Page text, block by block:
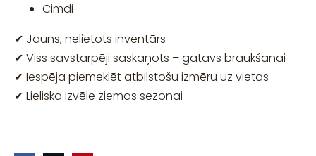
Cimdi
✔ Jauns, nelietots inventārs
✔ Viss savstarpēji saskaņots – gatavs braukšanai
✔ Iespēja piemeklēt atbilstošu izmēru uz vietas
✔ Lieliska izvēle ziemas sezonai